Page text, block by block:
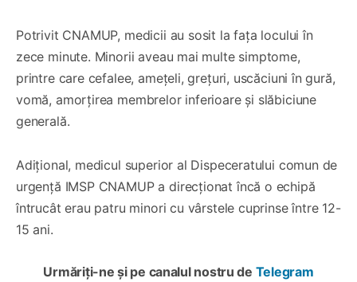
Potrivit CNAMUP, medicii au sosit la fața locului în
zece minute. Minorii aveau mai multe simptome,
printre care cefalee, amețeli, grețuri, uscăciuni în gură,
vomă, amorțirea membrelor inferioare și slăbiciune
generală.
Adițional, medicul superior al Dispeceratului comun de
urgență IMSP CNAMUP a direcționat încă o echipă
întrucât erau patru minori cu vârstele cuprinse între 12-
15 ani.
Urmăriți-ne și pe canalul nostru de Telegram